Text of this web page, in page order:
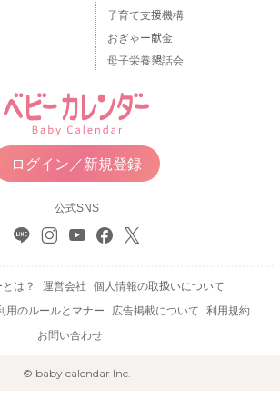
子育て支援機構
おぎゃー献金
母子栄養懇話会
ログイン／新規登録
公式SNS
は？ 運営会社
個人情報の取扱いについて
用のルールとマナー 広告掲載について
利用規約
お問い合わせ
© baby calendar Inc.